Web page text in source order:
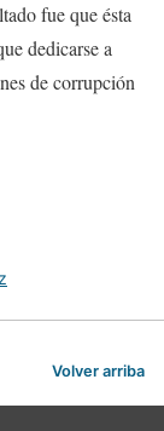
fue que ésta
dedicarse a
de corrupción
Volver arriba